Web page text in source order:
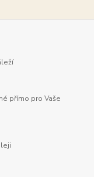
přímo pro Vaše